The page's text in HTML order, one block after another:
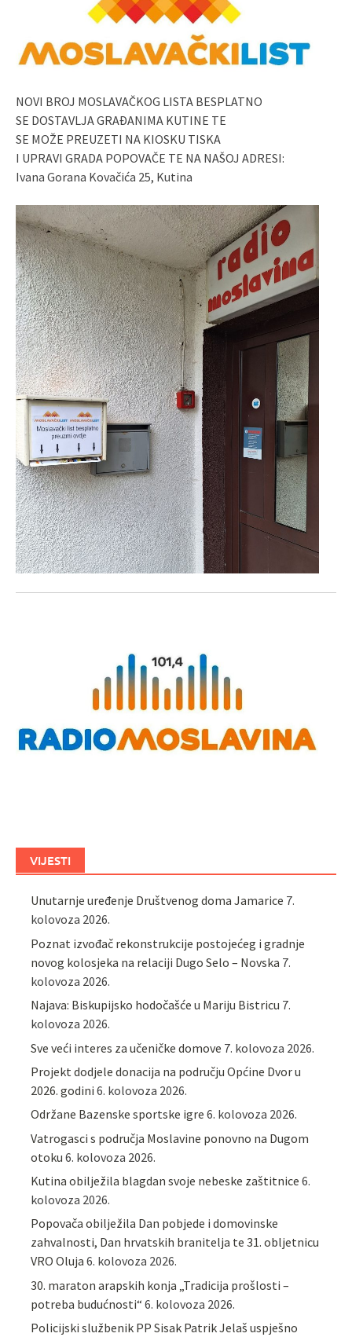
NOVI BROJ MOSLAVAČKOG LISTA BESPLATNO
SE DOSTAVLJA GRAĐANIMA KUTINE TE
SE MOŽE PREUZETI NA KIOSKU TISKA
I UPRAVI GRADA POPOVAČE TE NA NAŠOJ ADRESI:
Ivana Gorana Kovačića 25, Kutina
VIJESTI
Unutarnje uređenje Društvenog doma Jamarice 7.
kolovoza 2026.
Poznat izvođač rekonstrukcije postojećeg i gradnje
novog kolosjeka na relaciji Dugo Selo – Novska 7.
kolovoza 2026.
Najava: Biskupijsko hodočašće u Mariju Bistricu 7.
kolovoza 2026.
Sve veći interes za učeničke domove 7. kolovoza 2026.
Projekt dodjele donacija na području Općine Dvor u
2026. godini 6. kolovoza 2026.
Održane Bazenske sportske igre 6. kolovoza 2026.
Vatrogasci s područja Moslavine ponovno na Dugom
otoku 6. kolovoza 2026.
Kutina obilježila blagdan svoje nebeske zaštitnice 6.
kolovoza 2026.
Popovača obilježila Dan pobjede i domovinske
zahvalnosti, Dan hrvatskih branitelja te 31. obljetnicu
VRO Oluja 6. kolovoza 2026.
30. maraton arapskih konja „Tradicija prošlosti –
potreba budućnosti“ 6. kolovoza 2026.
Policijski službenik PP Sisak Patrik Jelaš uspješno